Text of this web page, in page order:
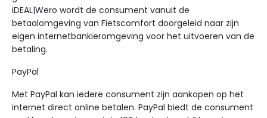
iDEAL|Wero wordt de consument vanuit de
betaalomgeving van Fietscomfort doorgeleid naar zijn
eigen internetbankieromgeving voor het uitvoeren van de
betaling.
PayPal
Met PayPal kan iedere consument zijn aankopen op het
internet direct online betalen. PayPal biedt de consument